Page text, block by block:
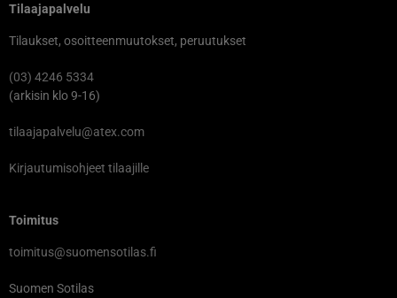
Tilaajapalvelu
Tilaukset, osoitteenmuutokset, peruutukset
(03) 4246 5334
(arkisin klo 9-16)
tilaajapalvelu@atex.com
Kirjautumisohjeet tilaajille
Toimitus
toimitus@suomensotilas.fi
Suomen Sotilas